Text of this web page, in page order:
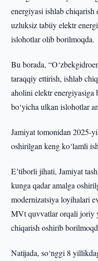
energiyasi ishlab
uzluksiz tabiiy elektr
islohotlar olib borilmoqda.
Bu borada,
taraqqiy ettirish, ishlab
aholini elektr
bo‘yicha ulkan islohotlar
Jamiyat tomonidan 2025-
oshirilgan keng ko‘lamli
Eʼtiborli jihati, Jamiyat
kunga qadar amalga
modernizatsiya loyihalari
MVt quvvatlar orqali joriy
chiqarish oshirib
Natijada, so‘nggi 8